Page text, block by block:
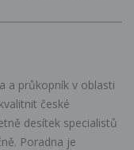
a průkopník v oblasti
české
desítek specialistů
Poradna je